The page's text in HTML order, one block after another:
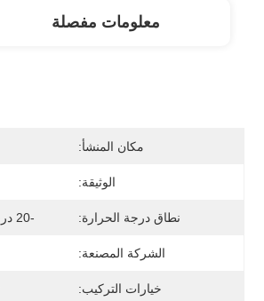
معلومات مفصلة
مكان المنشأ:
الوثيقة:
نطاق درجة الحرارة: -20 درجة مئوية إلى 60 درجة مئوية
الشركة المصنعة:
خيارات التركيب: